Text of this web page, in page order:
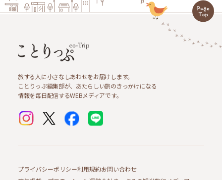
旅する人に小さなしあわせをお届けします。
ことりっぷ編集部が、あたらしい旅のきっかけになる
情報を毎日配信するWEBメディアです。
プライバシーポリシー利用規約お問い合わせ